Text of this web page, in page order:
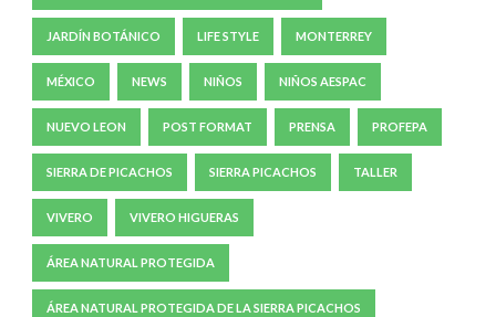
JARDÍN BOTÁNICO LIFE STYLE MONTERREY
MÉXICO NEWS NIÑOS NIÑOS AESPAC
NUEVO LEON POST FORMAT PRENSA PROFEPA
SIERRA DE PICACHOS SIERRA PICACHOS TALLER
VIVERO VIVERO HIGUERAS
ÁREA NATURAL PROTEGIDA
ÁREA NATURAL PROTEGIDA DE LA SIERRA PICACHOS